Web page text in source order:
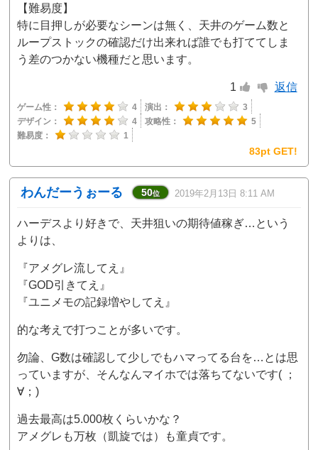
【難易度】
特に目押しが必要なシーンは無く、天井のゲーム数と
ループストックの確認だけ出来れば誰でも打ててしま
う差のつかない機種だと思います。
1 返信
ゲーム性： 4 演出：
3
デザイン：
4 攻略性：
5
難易度：
1
83pt GET!
わんだーうぉーる 50位 2019年2月13日 8:11 AM
ハーデスより好きで、天井狙いの期待値稼ぎ…という
よりは、
『アメグレ流してえ』
『GOD引きてえ』
『ユニメモの記録増やしてえ』
的な考えで打つことが多いです。
勿論、G数は確認して少しでもハマってる台を…とは思
っていますが、そんなんマイホでは落ちてないです( ；
∀；)
過去最高は5.000枚くらいかな？
アメグレも万枚（凱旋では）も童貞です。